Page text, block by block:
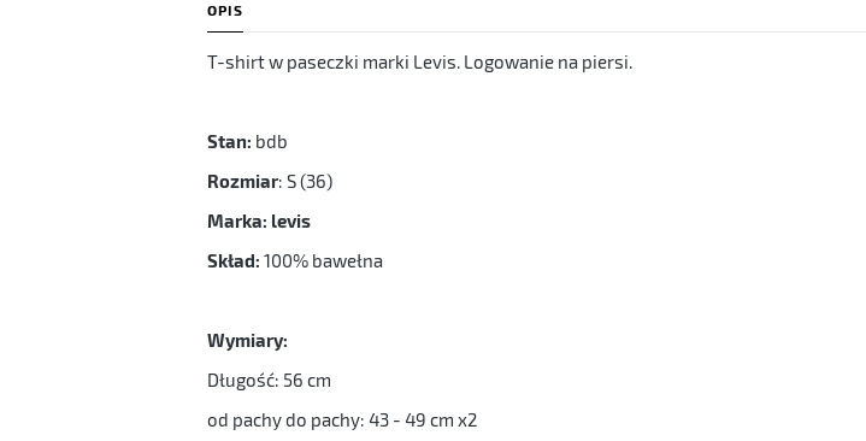
OPIS
T-shirt w paseczki marki Levis. Logowanie na piersi.
Stan: bdb
Rozmiar: S (36)
Marka: levis
Skład: 100% bawełna
Wymiary:
Długość: 56 cm
od pachy do pachy: 43 - 49 cm x2